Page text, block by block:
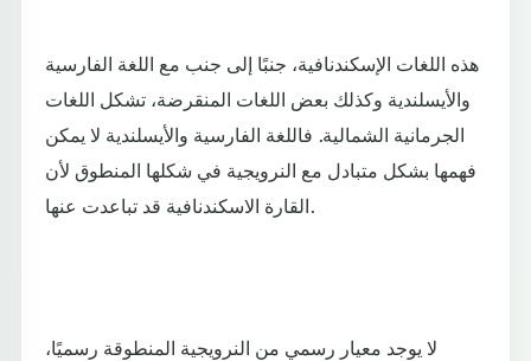
هذه اللغات الإسكندنافية، جنبًا إلى جنب مع اللغة الفارسية
والأيسلندية وكذلك بعض اللغات المنقرضة، تشكل اللغات
الجرمانية الشمالية. فاللغة الفارسية والأيسلندية لا يمكن
فهمها بشكل متبادل مع النرويجية في شكلها المنطوق لأن
القارة الاسكندنافية قد تباعدت عنها.
لا يوجد معيار رسمي من النرويجية المنطوقة رسميًا،